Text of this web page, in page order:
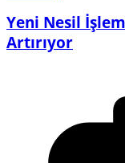
Yeni Nesil
Artırıyor